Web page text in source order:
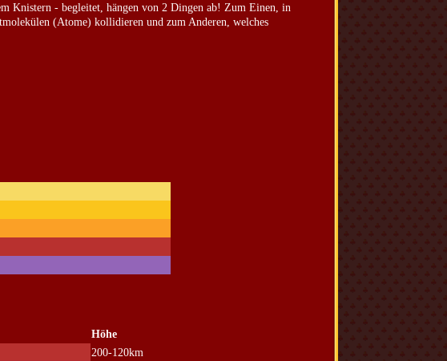
Knistern - begleitet, hängen von 2 Dingen ab! Zum Einen, in
(Atome) kollidieren und zum Anderen, welches
Höhe
200-120km